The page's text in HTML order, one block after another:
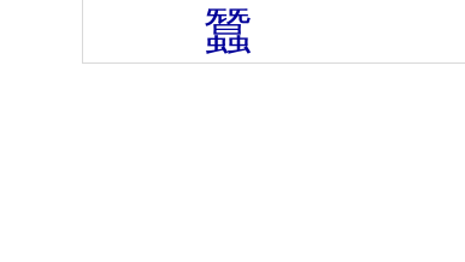
蠶